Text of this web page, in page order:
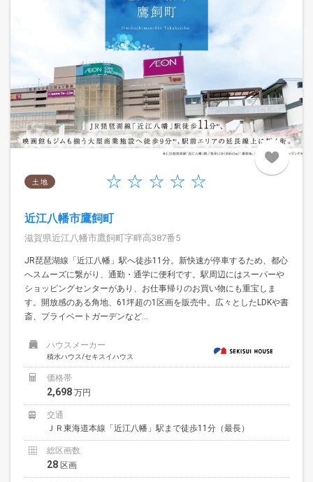
土 地
近江八幡市鷹飼町
滋賀県近江八幡市鷹飼町字畔高387番5
JR琵琶湖線「近江八幡」駅へ徒歩11分。新快速が停車するため、都心
へスムーズに繋がり、通勤・通学に便利です。駅周辺にはスーパーや
ショッピングセンターがあり、お仕事帰りのお買い物にも重宝しま
す。開放感のある角地、61坪超の1区画を販売中。広々としたLDKや書
斎、プライベートガーデンなど...
ハウスメーカー
積水ハウス/セキスイハウス
価格帯
2,698 万円
交通
ＪＲ東海道本線「近江八幡」駅まで徒歩11分（最長）
総区画数
28 区画